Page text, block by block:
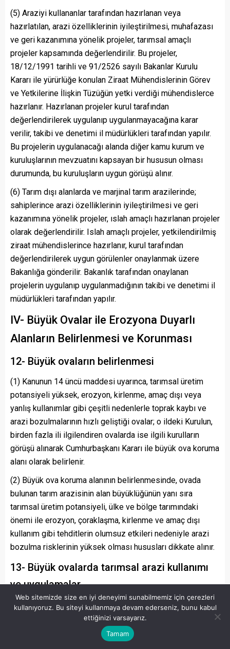
(5) Araziyi kullananlar tarafından hazırlanan veya
hazırlatılan, arazi özelliklerinin iyileştirilmesi, muhafazası
ve geri kazanımına yönelik projeler, tarımsal amaçlı
projeler kapsamında değerlendirilir. Bu projeler,
18/12/1991 tarihli ve 91/2526 sayılı Bakanlar Kurulu
Kararı ile yürürlüğe konulan Ziraat Mühendislerinin Görev
ve Yetkilerine İlişkin Tüzüğün yetki verdiği mühendislerce
hazırlanır. Hazırlanan projeler kurul tarafından
değerlendirilerek uygulanıp uygulanmayacağına karar
verilir, takibi ve denetimi il müdürlükleri tarafından yapılır.
Bu projelerin uygulanacağı alanda diğer kamu kurum ve
kuruluşlarının mevzuatını kapsayan bir hususun olması
durumunda, bu kuruluşların uygun görüşü alınır.
(6) Tarım dışı alanlarda ve marjinal tarım arazilerinde;
sahiplerince arazi özelliklerinin iyileştirilmesi ve geri
kazanımına yönelik projeler, ıslah amaçlı hazırlanan projeler
olarak değerlendirilir. Islah amaçlı projeler, yetkilendirilmiş
ziraat mühendislerince hazırlanır, kurul tarafından
değerlendirilerek uygun görülenler onaylanmak üzere
Bakanlığa gönderilir. Bakanlık tarafından onaylanan
projelerin uygulanıp uygulanmadığının takibi ve denetimi il
müdürlükleri tarafından yapılır.
IV- Büyük Ovalar ile Erozyona Duyarlı
Alanların Belirlenmesi ve Korunması
12- Büyük ovaların belirlenmesi
(1) Kanunun 14 üncü maddesi uyarınca, tarımsal üretim
potansiyeli yüksek, erozyon, kirlenme, amaç dışı veya
yanlış kullanımlar gibi çeşitli nedenlerle toprak kaybı ve
arazi bozulmalarının hızlı geliştiği ovalar; o ildeki Kurulun,
birden fazla ili ilgilendiren ovalarda ise ilgili kurulların
görüşü alınarak Cumhurbaşkanı Kararı ile büyük ova koruma
alanı olarak belirlenir.
(2) Büyük ova koruma alanının belirlenmesinde, ovada
bulunan tarım arazisinin alan büyüklüğünün yanı sıra
tarımsal üretim potansiyeli, ülke ve bölge tarımındaki
önemi ile erozyon, çoraklaşma, kirlenme ve amaç dışı
kullanım gibi tehditlerin olumsuz etkileri nedeniyle arazi
bozulma risklerinin yüksek olması hususları dikkate alınır.
13- Büyük ovalarda tarımsal arazi kullanımı
ve uygulamalar
(1) Büyük ovalardaki koruma ve geliştirme amaçlı tarımsal
altyapı projeleri ve tarımsal arazi kullanım planları, kurul
veya kurulların görüşleri dikkate alınarak, Bakanlık veya
valilikler tarafından öncelikle hazırlanır/hazırlattırılır. Bu
Web sitemizde size en iyi deneyimi sunabilmemiz için çerezleri
kullanıyoruz. Bu siteyi kullanmaya devam ederseniz, bunu kabul
ettiğinizi varsayarız.
Tamam